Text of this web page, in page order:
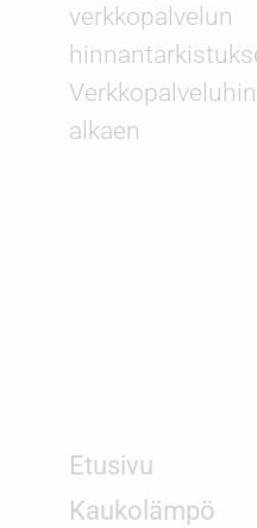
verkkopalvelun
alkaen
Etusivu
Kaukolämpö